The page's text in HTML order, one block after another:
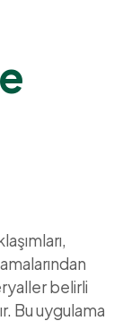
belirli
Bu uygulama